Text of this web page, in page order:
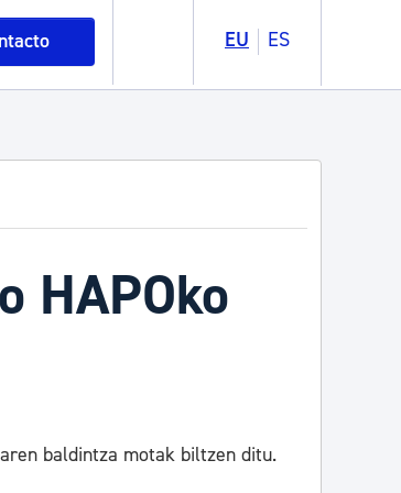
EU ES
HAPOko
baldintza motak biltzen ditu.